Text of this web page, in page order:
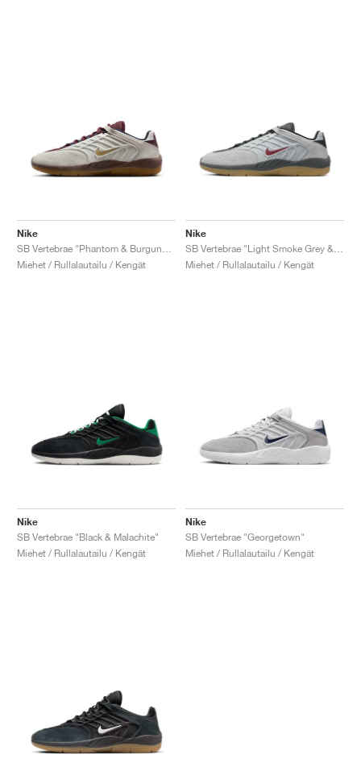
Nike
Miehet / Rullalautailu / Kengät
Nike
Miehet / Rullalautailu / Kengät
Nike
SB Vertebrae "Black & Malachite"
Miehet / Rullalautailu / Kengät
Nike
SB Vertebrae "Georgetown"
Miehet / Rullalautailu / Kengät